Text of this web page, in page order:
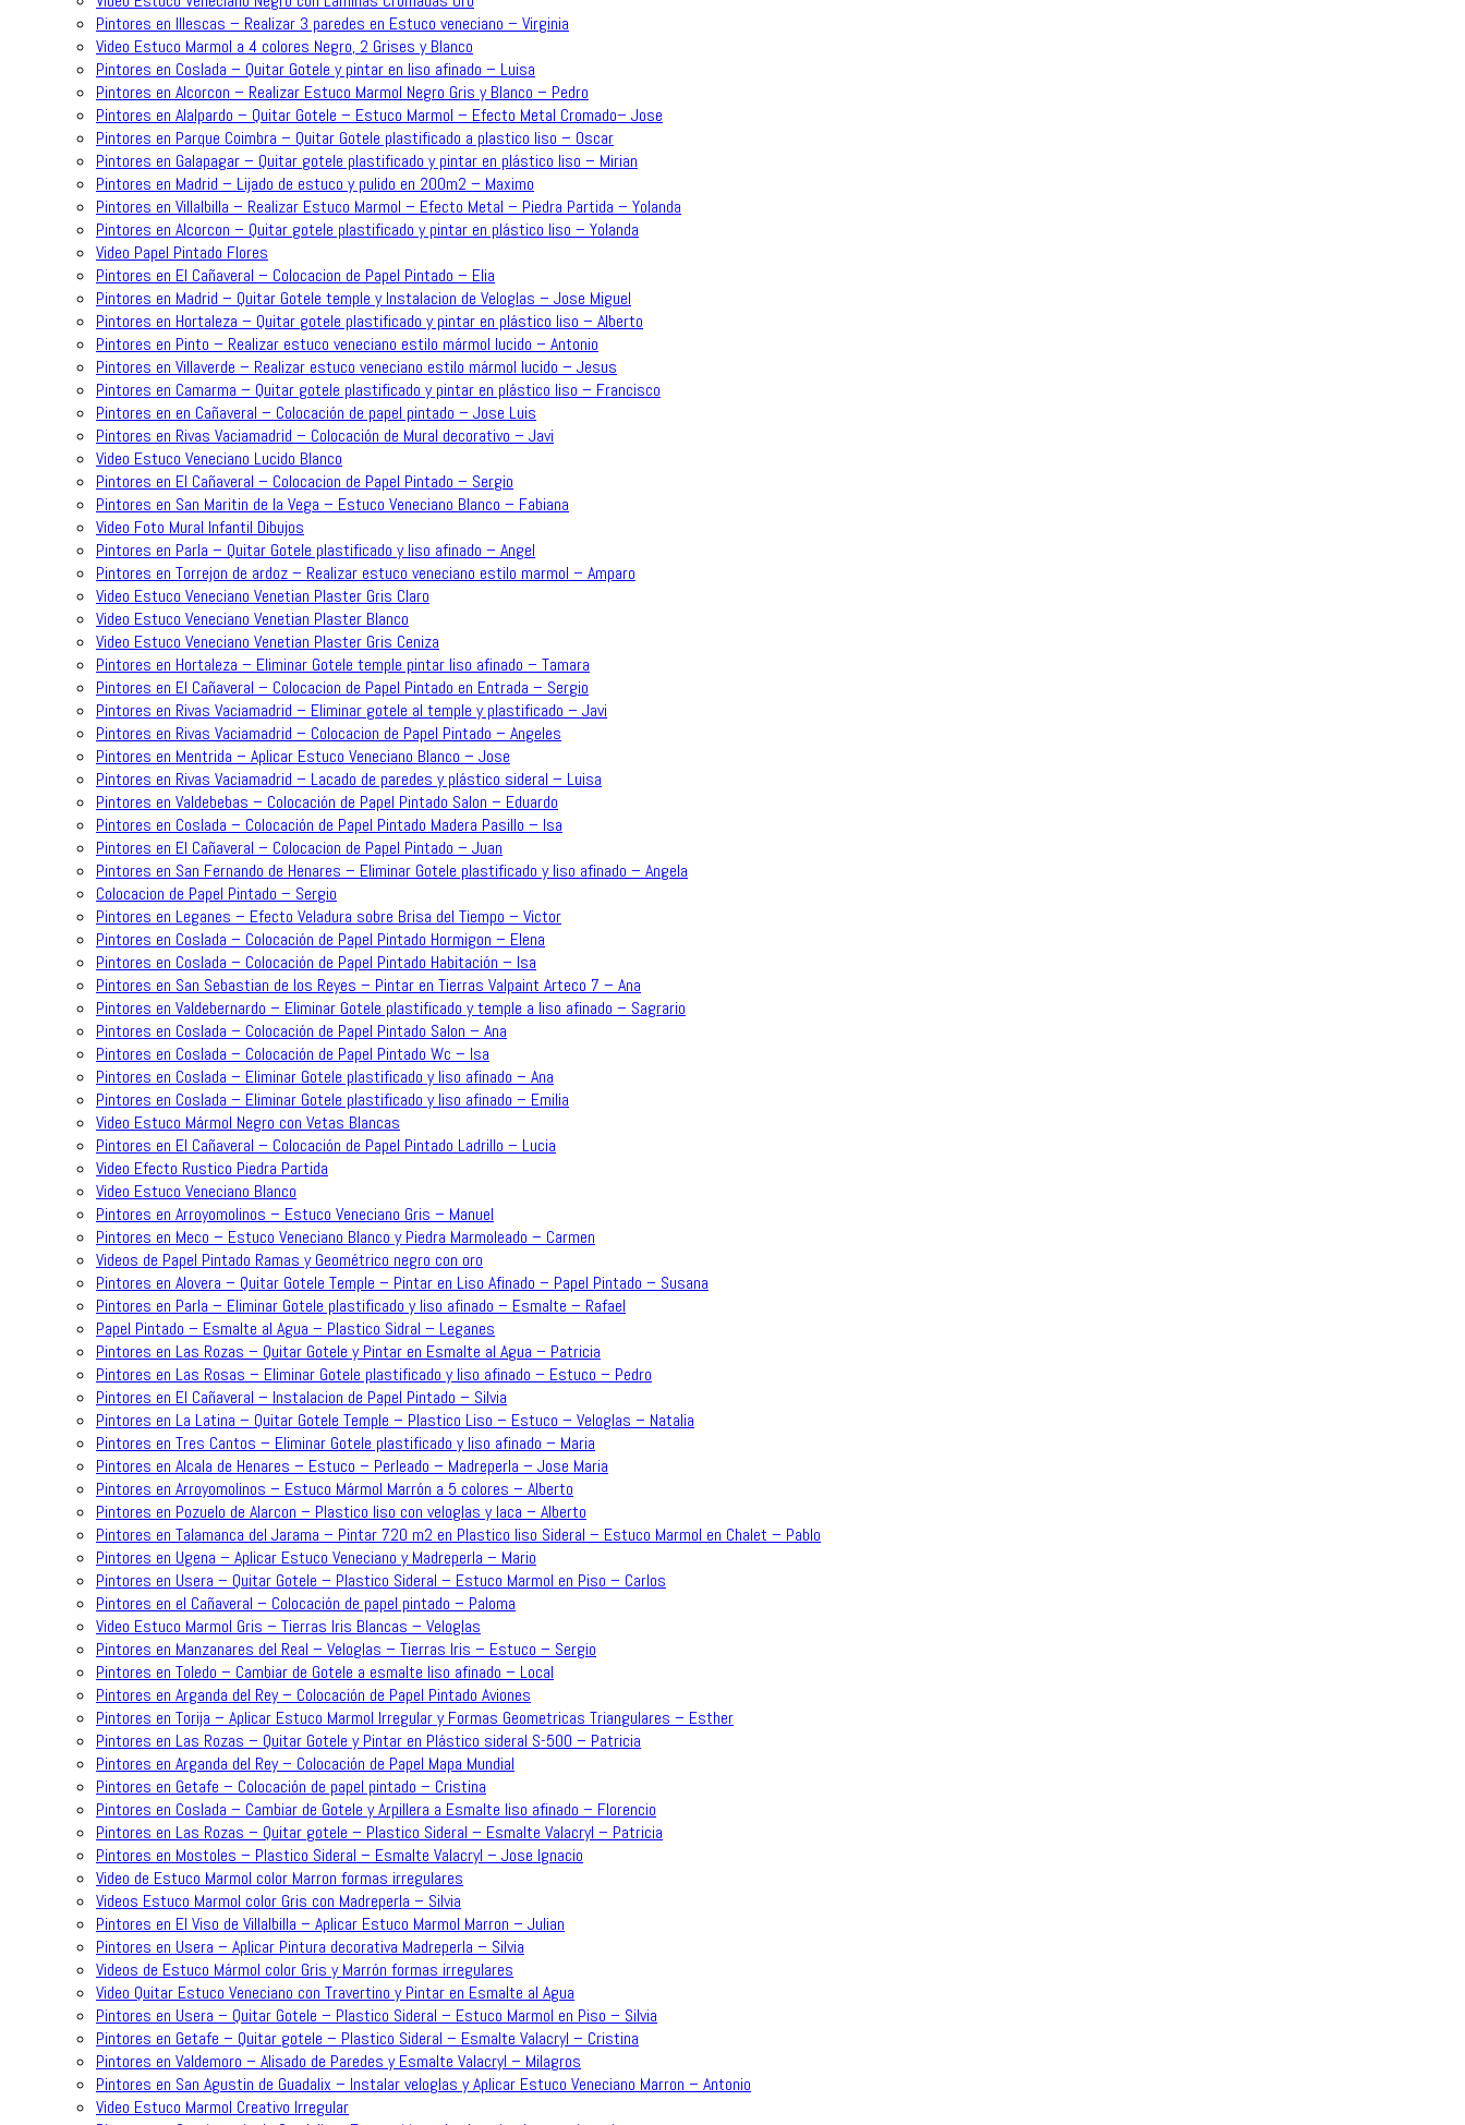
Pintores en Illescas – Realizar 3 paredes en Estuco veneciano – Virginia
Video Estuco Marmol a 4 colores Negro, 2 Grises y Blanco
Pintores en Coslada – Quitar Gotele y pintar en liso afinado – Luisa
Pintores en Alcorcon – Realizar Estuco Marmol Negro Gris y Blanco – Pedro
Pintores en Alalpardo – Quitar Gotele – Estuco Marmol – Efecto Metal Cromado– Jose
Pintores en Parque Coimbra – Quitar Gotele plastificado a plastico liso – Oscar
Pintores en Galapagar – Quitar gotele plastificado y pintar en plástico liso – Mirian
Pintores en Madrid – Lijado de estuco y pulido en 200m2 – Maximo
Pintores en Villalbilla – Realizar Estuco Marmol – Efecto Metal – Piedra Partida – Yolanda
Pintores en Alcorcon – Quitar gotele plastificado y pintar en plástico liso – Yolanda
Video Papel Pintado Flores
Pintores en El Cañaveral – Colocacion de Papel Pintado – Elia
Pintores en Madrid – Quitar Gotele temple y Instalacion de Veloglas – Jose Miguel
Pintores en Hortaleza – Quitar gotele plastificado y pintar en plástico liso – Alberto
Pintores en Pinto – Realizar estuco veneciano estilo mármol lucido – Antonio
Pintores en Villaverde – Realizar estuco veneciano estilo mármol lucido – Jesus
Pintores en Camarma – Quitar gotele plastificado y pintar en plástico liso – Francisco
Pintores en en Cañaveral – Colocación de papel pintado – Jose Luis
Pintores en Rivas Vaciamadrid – Colocación de Mural decorativo – Javi
Video Estuco Veneciano Lucido Blanco
Pintores en El Cañaveral – Colocacion de Papel Pintado – Sergio
Pintores en San Maritin de la Vega – Estuco Veneciano Blanco – Fabiana
Video Foto Mural Infantil Dibujos
Pintores en Parla – Quitar Gotele plastificado y liso afinado – Angel
Pintores en Torrejon de ardoz – Realizar estuco veneciano estilo marmol – Amparo
Video Estuco Veneciano Venetian Plaster Gris Claro
Video Estuco Veneciano Venetian Plaster Blanco
Video Estuco Veneciano Venetian Plaster Gris Ceniza
Pintores en Hortaleza – Eliminar Gotele temple pintar liso afinado – Tamara
Pintores en El Cañaveral – Colocacion de Papel Pintado en Entrada – Sergio
Pintores en Rivas Vaciamadrid – Eliminar gotele al temple y plastificado – Javi
Pintores en Rivas Vaciamadrid – Colocacion de Papel Pintado – Angeles
Pintores en Mentrida – Aplicar Estuco Veneciano Blanco – Jose
Pintores en Rivas Vaciamadrid – Lacado de paredes y plástico sideral – Luisa
Pintores en Valdebebas – Colocación de Papel Pintado Salon – Eduardo
Pintores en Coslada – Colocación de Papel Pintado Madera Pasillo – Isa
Pintores en El Cañaveral – Colocacion de Papel Pintado – Juan
Pintores en San Fernando de Henares – Eliminar Gotele plastificado y liso afinado – Angela
Colocacion de Papel Pintado – Sergio
Pintores en Leganes – Efecto Veladura sobre Brisa del Tiempo – Victor
Pintores en Coslada – Colocación de Papel Pintado Hormigon – Elena
Pintores en Coslada – Colocación de Papel Pintado Habitación – Isa
Pintores en San Sebastian de los Reyes – Pintar en Tierras Valpaint Arteco 7 – Ana
Pintores en Valdebernardo – Eliminar Gotele plastificado y temple a liso afinado – Sagrario
Pintores en Coslada – Colocación de Papel Pintado Salon – Ana
Pintores en Coslada – Colocación de Papel Pintado Wc – Isa
Pintores en Coslada – Eliminar Gotele plastificado y liso afinado – Ana
Pintores en Coslada – Eliminar Gotele plastificado y liso afinado – Emilia
Video Estuco Mármol Negro con Vetas Blancas
Pintores en El Cañaveral – Colocación de Papel Pintado Ladrillo – Lucia
Video Efecto Rustico Piedra Partida
Video Estuco Veneciano Blanco
Pintores en Arroyomolinos – Estuco Veneciano Gris – Manuel
Pintores en Meco – Estuco Veneciano Blanco y Piedra Marmoleado – Carmen
Videos de Papel Pintado Ramas y Geométrico negro con oro
Pintores en Alovera – Quitar Gotele Temple – Pintar en Liso Afinado – Papel Pintado – Susana
Pintores en Parla – Eliminar Gotele plastificado y liso afinado – Esmalte – Rafael
Papel Pintado – Esmalte al Agua – Plastico Sidral – Leganes
Pintores en Las Rozas – Quitar Gotele y Pintar en Esmalte al Agua – Patricia
Pintores en Las Rosas – Eliminar Gotele plastificado y liso afinado – Estuco – Pedro
Pintores en El Cañaveral – Instalacion de Papel Pintado – Silvia
Pintores en La Latina – Quitar Gotele Temple – Plastico Liso – Estuco – Veloglas – Natalia
Pintores en Tres Cantos – Eliminar Gotele plastificado y liso afinado – Maria
Pintores en Alcala de Henares – Estuco – Perleado – Madreperla – Jose Maria
Pintores en Arroyomolinos – Estuco Mármol Marrón a 5 colores – Alberto
Pintores en Pozuelo de Alarcon – Plastico liso con veloglas y laca – Alberto
Pintores en Talamanca del Jarama – Pintar 720 m2 en Plastico liso Sideral – Estuco Marmol en Chalet – Pablo
Pintores en Ugena – Aplicar Estuco Veneciano y Madreperla – Mario
Pintores en Usera – Quitar Gotele – Plastico Sideral – Estuco Marmol en Piso – Carlos
Pintores en el Cañaveral – Colocación de papel pintado – Paloma
Video Estuco Marmol Gris – Tierras Iris Blancas – Veloglas
Pintores en Manzanares del Real – Veloglas – Tierras Iris – Estuco – Sergio
Pintores en Toledo – Cambiar de Gotele a esmalte liso afinado – Local
Pintores en Arganda del Rey – Colocación de Papel Pintado Aviones
Pintores en Torija – Aplicar Estuco Marmol Irregular y Formas Geometricas Triangulares – Esther
Pintores en Las Rozas – Quitar Gotele y Pintar en Plástico sideral S-500 – Patricia
Pintores en Arganda del Rey – Colocación de Papel Mapa Mundial
Pintores en Getafe – Colocación de papel pintado – Cristina
Pintores en Coslada – Cambiar de Gotele y Arpillera a Esmalte liso afinado – Florencio
Pintores en Las Rozas – Quitar gotele – Plastico Sideral – Esmalte Valacryl – Patricia
Pintores en Mostoles – Plastico Sideral – Esmalte Valacryl – Jose Ignacio
Video de Estuco Marmol color Marron formas irregulares
Videos Estuco Marmol color Gris con Madreperla – Silvia
Pintores en El Viso de Villalbilla – Aplicar Estuco Marmol Marron – Julian
Pintores en Usera – Aplicar Pintura decorativa Madreperla – Silvia
Videos de Estuco Mármol color Gris y Marrón formas irregulares
Video Quitar Estuco Veneciano con Travertino y Pintar en Esmalte al Agua
Pintores en Usera – Quitar Gotele – Plastico Sideral – Estuco Marmol en Piso – Silvia
Pintores en Getafe – Quitar gotele – Plastico Sideral – Esmalte Valacryl – Cristina
Pintores en Valdemoro – Alisado de Paredes y Esmalte Valacryl – Milagros
Pintores en San Agustin de Guadalix – Instalar veloglas y Aplicar Estuco Veneciano Marron – Antonio
Video Estuco Marmol Creativo Irregular